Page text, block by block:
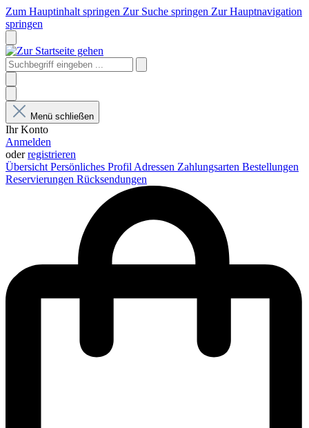
Zum Hauptinhalt springen Zur Suche springen Zur Hauptnavigation
springen
Menü schließen
Ihr Konto
Anmelden
oderregistrieren
Übersicht Persönliches Profil Adressen Zahlungsarten Bestellungen
Reservierungen Rücksendungen